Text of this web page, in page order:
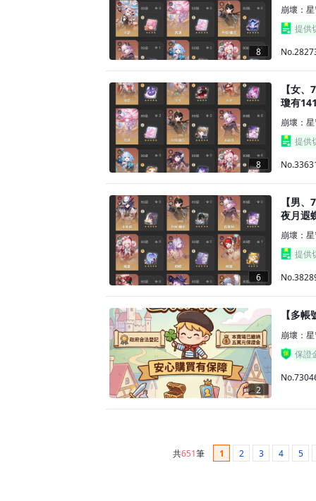
8
崩壞：
提供
8
【女、
瓊有
崩壞：
提供
6
【男
夜月遐
崩壞：
提供
2
【多
崩壞：
保證
共651筆 1 2 3 4 5